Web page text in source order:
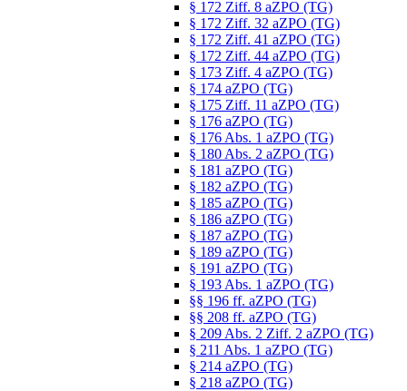
§ 172 Ziff. 8 aZPO (TG)
§ 172 Ziff. 32 aZPO (TG)
§ 172 Ziff. 41 aZPO (TG)
§ 172 Ziff. 44 aZPO (TG)
§ 173 Ziff. 4 aZPO (TG)
§ 174 aZPO (TG)
§ 175 Ziff. 11 aZPO (TG)
§ 176 aZPO (TG)
§ 176 Abs. 1 aZPO (TG)
§ 180 Abs. 2 aZPO (TG)
§ 181 aZPO (TG)
§ 182 aZPO (TG)
§ 185 aZPO (TG)
§ 186 aZPO (TG)
§ 187 aZPO (TG)
§ 189 aZPO (TG)
§ 191 aZPO (TG)
§ 193 Abs. 1 aZPO (TG)
§§ 196 ff. aZPO (TG)
§§ 208 ff. aZPO (TG)
§ 209 Abs. 2 Ziff. 2 aZPO (TG)
§ 211 Abs. 1 aZPO (TG)
§ 214 aZPO (TG)
§ 218 aZPO (TG)